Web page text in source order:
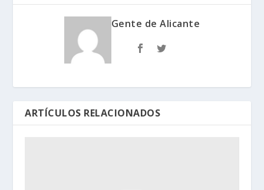
Gente de Alicante
ARTÍCULOS RELACIONADOS